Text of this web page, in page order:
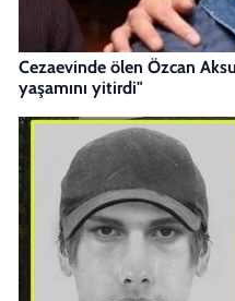
Cezaevinde ölen Özcan
yaşamını yitirdi"